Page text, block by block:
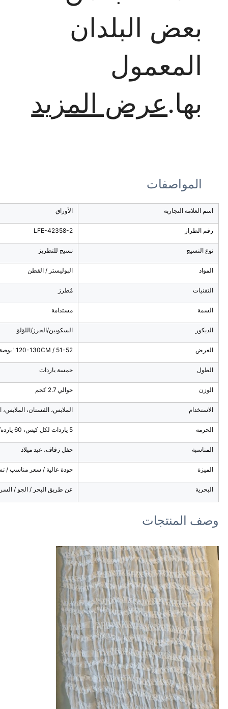
بعض البلدان
المعمول
بها.عرض المزيد
المواصفات
اسم العلامة التجارية الأوراق
رقم الطراز LFE-42358-2
نوع النسيج نسيج للتطريز
المواد البوليستر / القطن
التقنيات مُطرز
السمة مستدامة
الديكور السكويين/الخرز/اللؤلؤ
العرض 120-130CM / 51-52" بوصة / 1.2-1.3 ياردات
الطول خمسة ياردات
الوزن حوالي 2.7 كجم
الاستخدام الملابس، الفستان، الملابس،
الحزمة 5 ياردات لكل كيس، 60 ياردة/طن
المناسبة حفل زفاف، عيد ميلاد
الميزة جودة عالية / سعر مناسب /
البحرية عن طريق البحر / الجو /
وصف المنتجات